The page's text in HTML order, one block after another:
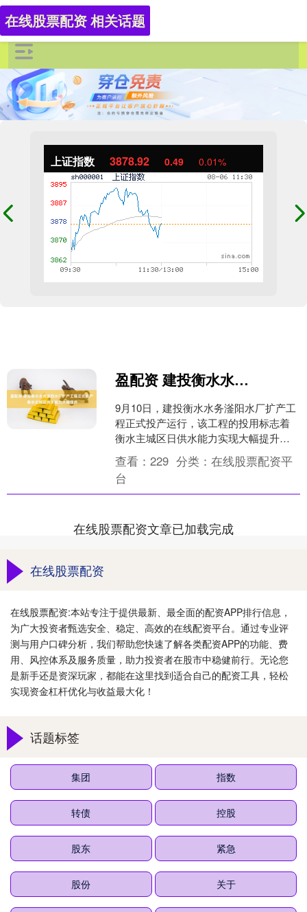
上证指数 3878.92 0.49 0.01%
在线股票配资 相关话题
盈配资 建投衡水水务滏阳水厂扩产工程正式投产 衡水主城区供水能力大幅提升
9月10日，建投衡水水务滏阳水厂扩产工
程正式投产运行，该工程的投用标志着
衡水主城区日供水能力实现大幅提升，
长期困扰城市发展的供水缺口问题得到
有效解决，为区域经济....
查看：229 分类：在线股票配资平
台
在线股票配资文章已加载完成
在线股票配资
在线股票配资:本站专注于提供最新、最全面的配资APP排行信息，
为广大投资者甄选安全、稳定、高效的在线配资平台。通过专业评
测与用户口碑分析，我们帮助您快速了解各类配资APP的功能、费
用、风控体系及服务质量，助力投资者在股市中稳健前行。无论您
是新手还是资深玩家，都能在这里找到适合自己的配资工具，轻松
实现资金杠杆优化与收益最大化！
话题标签
集团 指数
转债 控股
股东 紧急
股份 关于